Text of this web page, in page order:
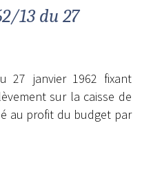
13 du 27
27 janvier 1962 fixant
sur la caisse de
au profit du budget par